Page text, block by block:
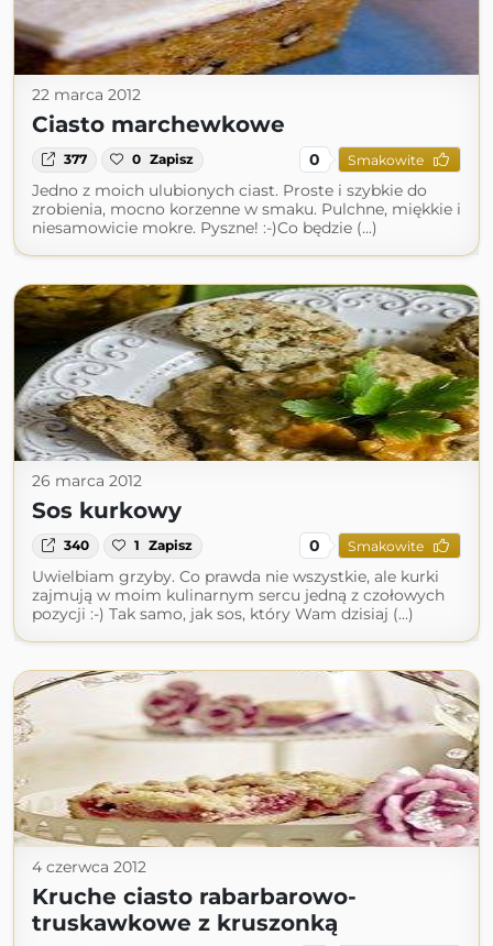
22 marca 2012
Ciasto marchewkowe
377 0 Zapisz 0 Smakowite
Jedno z moich ulubionych ciast. Proste i szybkie do
zrobienia, mocno korzenne w smaku. Pulchne, miękkie i
niesamowicie mokre. Pyszne! :-)Co będzie (...)
26 marca 2012
Sos kurkowy
340 1 Zapisz 0 Smakowite
Uwielbiam grzyby. Co prawda nie wszystkie, ale kurki
zajmują w moim kulinarnym sercu jedną z czołowych
pozycji :-) Tak samo, jak sos, który Wam dzisiaj (...)
4 czerwca 2012
Kruche ciasto rabarbarowo-
truskawkowe z kruszonką